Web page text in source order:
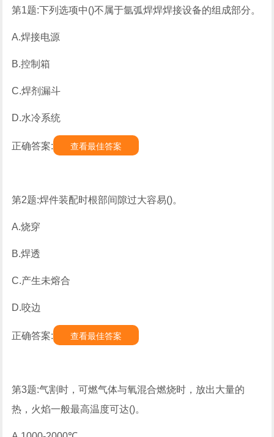
第1题:下列选项中()不属于氩弧焊焊焊接设备的组成部分。
A.焊接电源
B.控制箱
C.焊剂漏斗
D.水冷系统
正确答案: 查看最佳答案
第2题:焊件装配时根部间隙过大容易()。
A.烧穿
B.焊透
C.产生未熔合
D.咬边
正确答案: 查看最佳答案
第3题:气割时，可燃气体与氧混合燃烧时，放出大量的
热，火焰一般最高温度可达()。